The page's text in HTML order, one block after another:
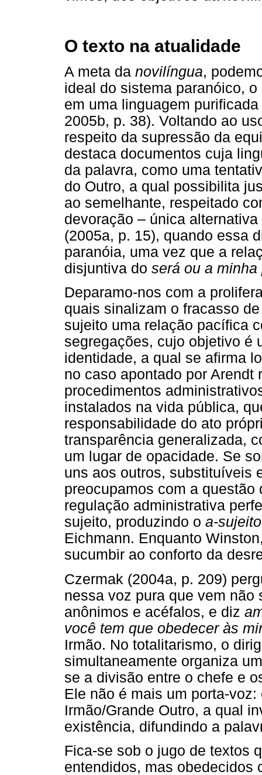
O texto na atualidade
A meta da novilíngua,
ideal do sistema paranóico,
em uma linguagem
2005b, p. 38). Voltando ao
respeito da supressão da
destaca documentos cuja
da palavra, como uma
do Outro, a qual possibilita
ao semelhante, respeitado
devoração – única
(2005a, p. 15), quando essa
paranóia, uma vez que a
disjuntiva do será ou a
Deparamo-nos com a
quais sinalizam o fracasso
sujeito uma relação pacífica
segregações, cujo objetivo é
identidade, a qual se afirma
no caso apontado por Arendt
procedimentos
instalados na vida pública,
responsabilidade do ato
transparência generalizada,
um lugar de opacidade. Se
uns aos outros, substituíveis
preocupamos com a
regulação administrativa
sujeito, produzindo o a-sujeito
Eichmann. Enquanto
sucumbir ao conforto da
Czermak (2004a, p. 209)
nessa voz pura que vem
anônimos e acéfalos, e diz
você tem que obedecer às
Irmão. No totalitarismo, o
simultaneamente organiza
se a divisão entre o chefe e
Ele não é mais um porta-
Irmão/Grande Outro, a qual
existência, difundindo a
Fica-se sob o jugo de textos
entendidos, mas obedecidos